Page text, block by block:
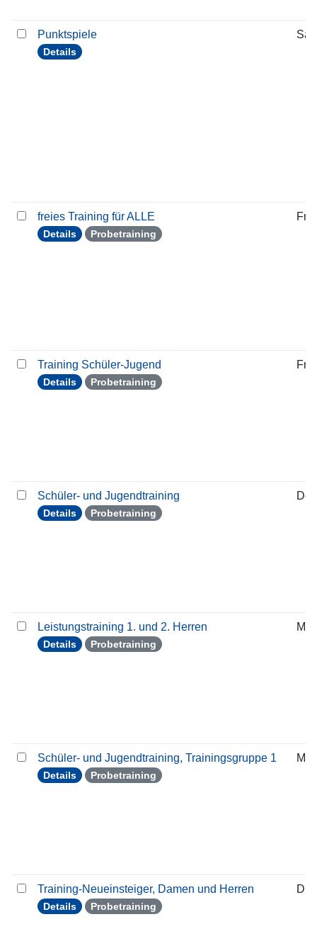
Punktspiele
Details
freies Training für ALLE
Details Probetraining
Training Schüler-Jugend
Details Probetraining
Schüler- und Jugendtraining
Details Probetraining
Leistungstraining 1. und 2. Herren
Details Probetraining
Schüler- und Jugendtraining, Trainingsgruppe 1
Details Probetraining
Training-Neueinsteiger, Damen und Herren
Details Probetraining